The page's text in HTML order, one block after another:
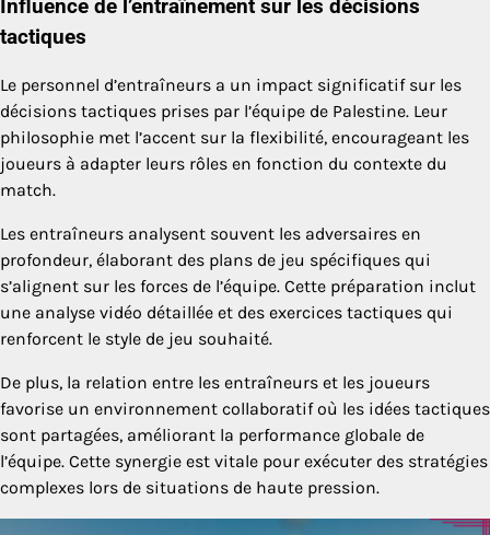
Influence de l’entraînement sur les décisions
tactiques
Le personnel d’entraîneurs a un impact significatif sur les
décisions tactiques prises par l’équipe de Palestine. Leur
philosophie met l’accent sur la flexibilité, encourageant les
joueurs à adapter leurs rôles en fonction du contexte du
match.
Les entraîneurs analysent souvent les adversaires en
profondeur, élaborant des plans de jeu spécifiques qui
s’alignent sur les forces de l’équipe. Cette préparation inclut
une analyse vidéo détaillée et des exercices tactiques qui
renforcent le style de jeu souhaité.
De plus, la relation entre les entraîneurs et les joueurs
favorise un environnement collaboratif où les idées tactiques
sont partagées, améliorant la performance globale de
l’équipe. Cette synergie est vitale pour exécuter des stratégies
complexes lors de situations de haute pression.